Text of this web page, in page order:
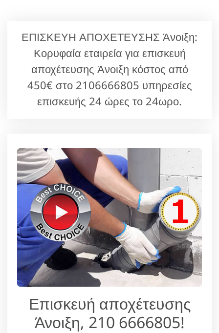
ΕΠΙΣΚΕΥΗ ΑΠΟΧΕΤΕΥΣΗΣ Άνοιξη:
Κορυφαία εταιρεία για επισκευή
αποχέτευσης Άνοιξη κόστος από
450€ στο 2106666805 υπηρεσίες
επισκευής 24 ώρες το 24ωρο.
Επισκευή αποχέτευσης
Άνοιξη, 210 6666805!